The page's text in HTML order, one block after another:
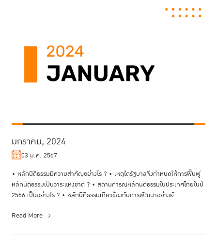
มกราคม, 2024
03 ม.ค. 2567
• หลักนิติธรรมมีความสำคัญอย่างไร ? • เหตุใดรัฐบาลจึงกำหนดให้การฟื้นฟู
หลักนิติธรรมเป็นวาระแห่งชาติ ? • สถานการณ์หลักนิติธรรมในประเทศไทยในปี
2566 เป็นอย่างไร ? • หลักนิติธรรมเกี่ยวข้องกับการพัฒนาอย่างยั...
Read More